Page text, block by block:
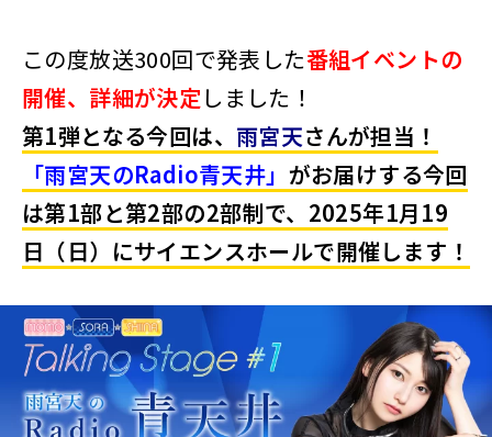
この度放送300回で発表した番組イベントの
開催、詳細が決定しました！
第1弾となる今回は、 雨宮天さんが担当！
「雨宮天のRadio青天井」 がお届けする今回
は第1部と第2部の2部制で、2025年1月19
日（日）にサイエンスホールで開催します！